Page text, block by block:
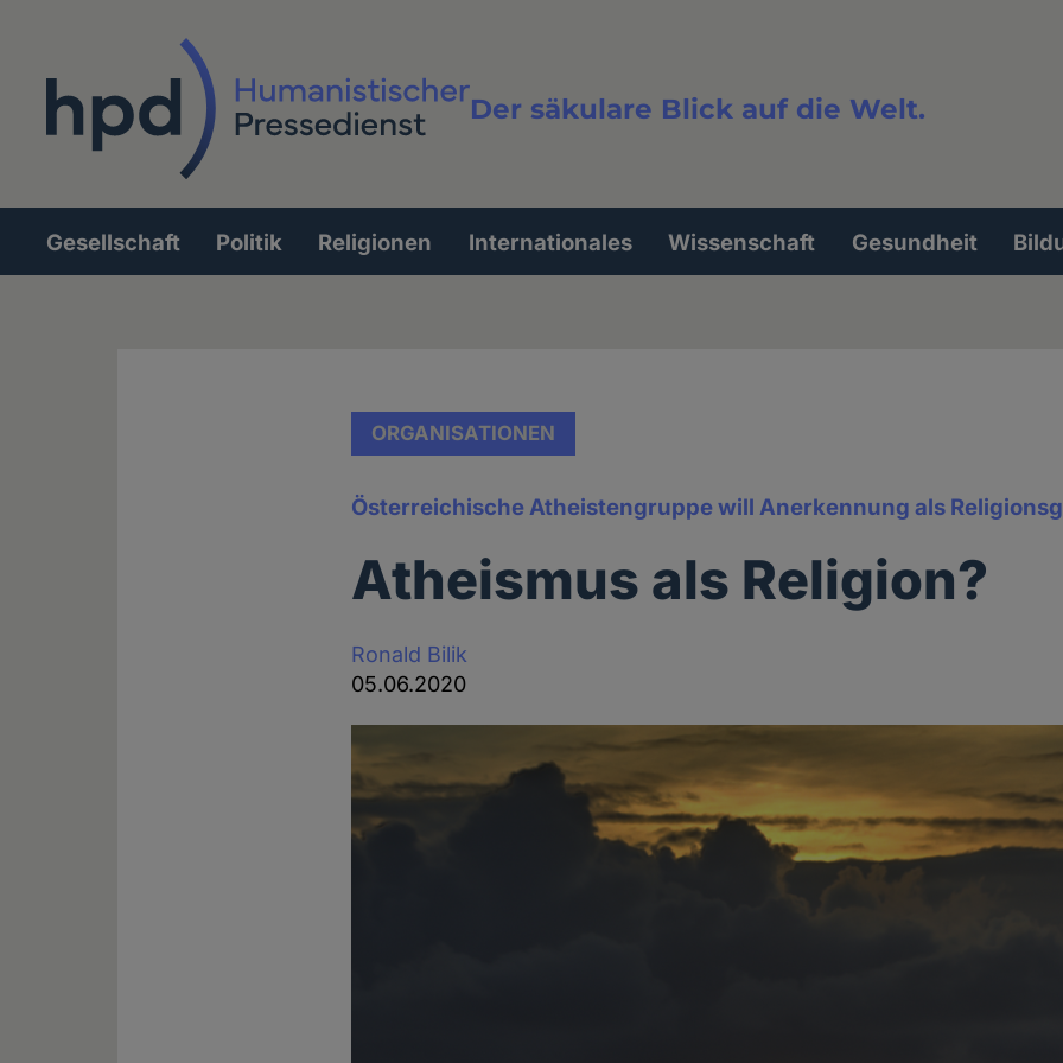
Der säkulare Blick auf die Welt.
Volltextsuche
Hauptnavigation
Gesellschaft Politik Religionen Internationales Wissenschaft Gesundheit
ORGANISATIONEN
Österreichische Atheistengruppe will Anerkennung als
Atheismus als Religion?
Ronald Bilik
05.06.2020